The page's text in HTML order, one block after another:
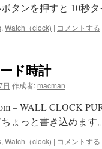
タンを押すと 10秒
, Watch（clock) | コメントする
ド時計
日 作成者: macman
– WALL CLOCK
ょっと書き込めます
, Watch（clock) | コメントする